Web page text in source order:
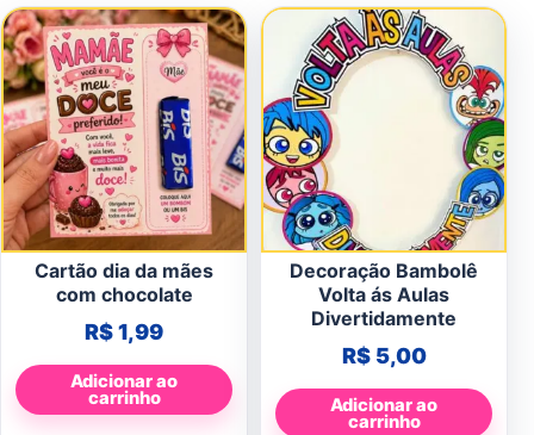
Cartão dia da mães
com chocolate
R$1,99
Adicionar ao
carrinho
Decoração Bambolê
Volta ás Aulas
Divertidamente
R$5,00
Adicionar ao
carrinho